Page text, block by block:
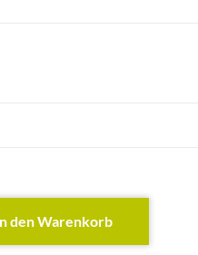
den Warenkorb